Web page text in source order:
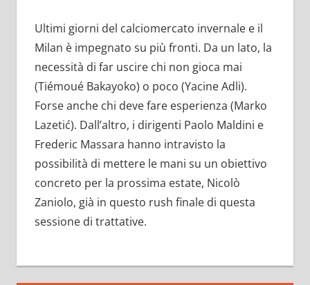
Ultimi giorni del calciomercato invernale e il
Milan è impegnato su più fronti. Da un lato, la
necessità di far uscire chi non gioca mai
(Tiémoué Bakayoko) o poco (Yacine Adli).
Forse anche chi deve fare esperienza (Marko
Lazetić). Dall’altro, i dirigenti Paolo Maldini e
Frederic Massara hanno intravisto la
possibilità di mettere le mani su un obiettivo
concreto per la prossima estate, Nicolò
Zaniolo, già in questo rush finale di questa
sessione di trattative.